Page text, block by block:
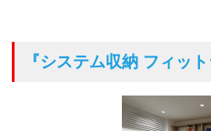
『システム収納 フィット